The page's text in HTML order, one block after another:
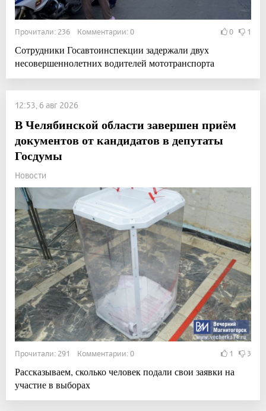
Прочитали: 236 Комментарии: 0 0 1
Сотрудники Госавтоинспекции задержали двух
несовершеннолетних водителей мототранспорта
12:53, 6 авг 2026
В Челябинской области завершен приём
документов от кандидатов в депутаты
Госдумы
Новости
Прочитали: 291 Комментарии: 0 1 3
Рассказываем, сколько человек подали свои заявки на
участие в выборах